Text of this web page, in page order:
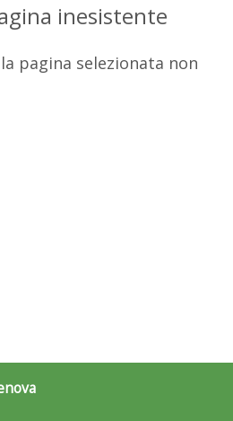
inesistente
pagina selezionata non